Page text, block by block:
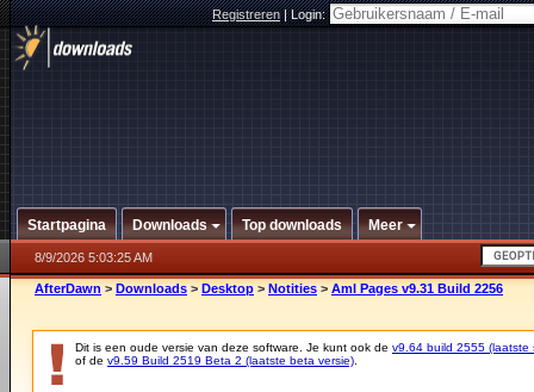
Registreren|Login:
Startpagina Downloads Top downloads Meer
8/9/2026 5:03:25 AM
AfterDawn > Downloads > Desktop > Notities > Aml Pages v9.31 Build 2256
Dit is een oude versie van deze software. Je kunt ook de v9.64 build 2555 (laatste
of de v9.59 Build 2519 Beta 2 (laatste beta versie)